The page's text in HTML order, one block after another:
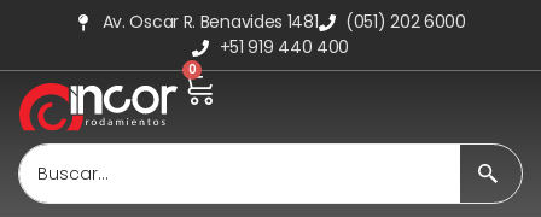
Av. Oscar R. Benavides 1481
(051) 202 6000
+51 919 440 400
0